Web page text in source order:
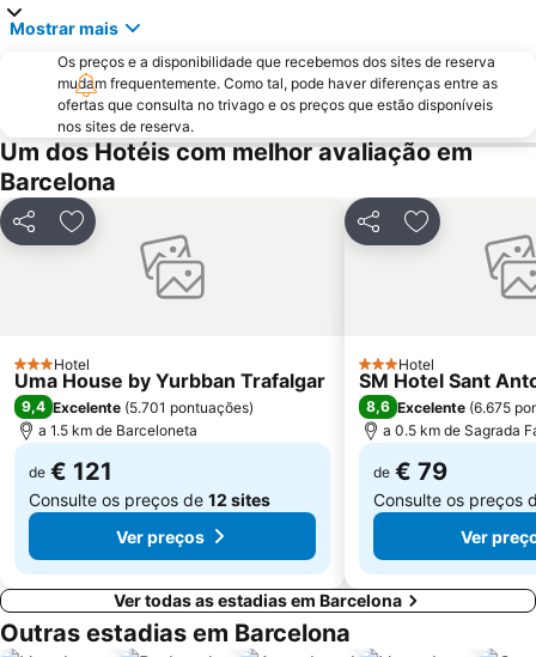
Circuit de Catalunya
El Poblenou
El Born
La Salut
Sants
Parque do Forum
Parque da Ciutadella
Mar Bella
Montjuïc
Casa Batlló
Arco do Triunfo
Recinto Ferial Gran Vía
Distrito Sarrià-Sant Gervasi
L'Antiga Esquerra de l'Eixample
Mercado da Boqueria
Universidade de Barcelona
Gran Via de les Corts Catalans
Mostrar mais
Os preços e a disponibilidade que recebemos dos sites de reserva
mudam frequentemente. Como tal, pode haver diferenças entre as
ofertas que consulta no trivago e os preços que estão disponíveis
nos sites de reserva.
Um dos Hotéis com melhor avaliação em
Barcelona
PartilharAdicionar aos favoritos
3 Estrelas
Hotel
Uma House by Yurbban Trafalgar
9,4 Excelente (5.701 pontuações)
a 1.5 km de Barceloneta
de € 121
Consulte os preços de 12 sites
Ver preços
PartilharAdicionar
3 Estrelas
Hotel
SM Hotel Sant
8,6 Excelente (6.675
a 0.5 km de Sagrada
de € 79
Consulte os preços
Ver
Ver todas as estadias em Barcelona
Outras estadias em Barcelona